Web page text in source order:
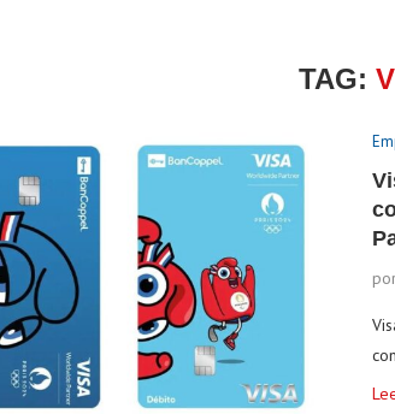
TAG: